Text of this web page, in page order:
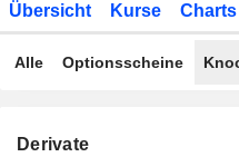
Übersicht Kurse Charts
Alle Optionsscheine
Derivate